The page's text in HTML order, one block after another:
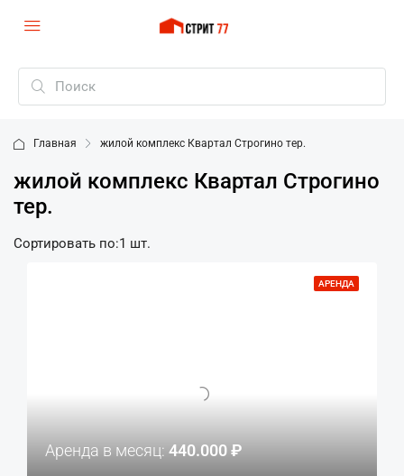
Главная жилой комплекс Квартал Строгино тер.
жилой комплекс Квартал Строгино
тер.
1 шт.
Сортировать по:
АРЕНДА
Аренда в месяц: 440.000 ₽